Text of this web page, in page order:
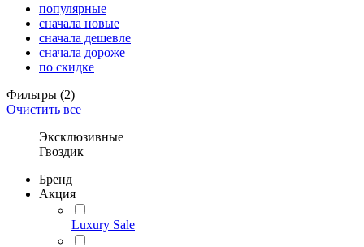
популярные
сначала новые
сначала дешевле
сначала дороже
по скидке
Фильтры (2)
Очистить все
Эксклюзивные
Гвоздик
Бренд
Акция
Luxury Sale